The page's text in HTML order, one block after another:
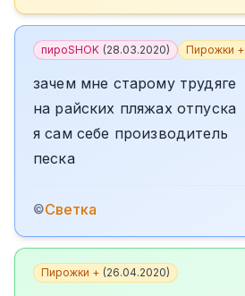
пироSHOK (28.03.2020) Пирожки +
зачем мне старому трудяге
на райских пляжах отпуска
я сам себе производитель
песка
©Светка
Пирожки + (26.04.2020)